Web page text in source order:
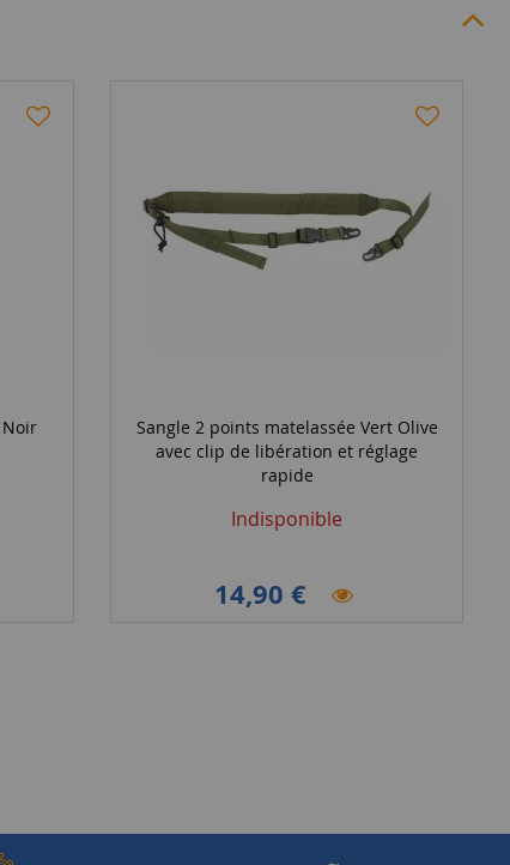
Noir
Sangle 2 points matelassée Vert Olive
avec clip de libération et réglage
rapide
Indisponible
14,90 €